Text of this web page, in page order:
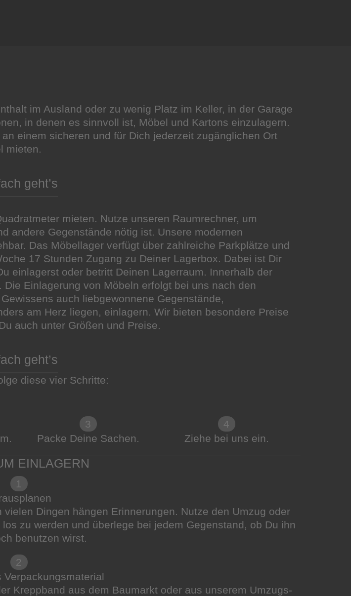
im Ausland oder zu wenig Platz im Keller, in der Garage
in denen es sinnvoll ist, Möbel und Kartons einzulagern.
einem sicheren und für Dich jederzeit zugänglichen Ort
mieten.
geht’s
mieten. Nutze unseren Raumrechner, um
andere Gegenstände nötig ist. Unsere modernen
Das Möbellager verfügt über zahlreiche Parkplätze und
17 Stunden Zugang zu Deiner Lagerbox. Dabei ist Dir
einlagerst oder betritt Deinen Lagerraum. Innerhalb der
Einlagerung von Möbeln erfolgt bei uns nach den
auch liebgewonnene Gegenstände,
am Herz liegen, einlagern. Wir bieten besondere Preise
auch unter Größen und Preise.
geht’s
diese vier Schritte:
3
Packe Deine Sachen.
4
Ziehe bei uns ein.
EINLAGERN
1
Dingen hängen Erinnerungen. Nutze den Umzug oder
zu werden und überlege bei jedem Gegenstand, ob Du ihn
benutzen wirst.
2
Verpackungsmaterial
Kreppband aus dem Baumarkt oder aus unserem Umzugs-